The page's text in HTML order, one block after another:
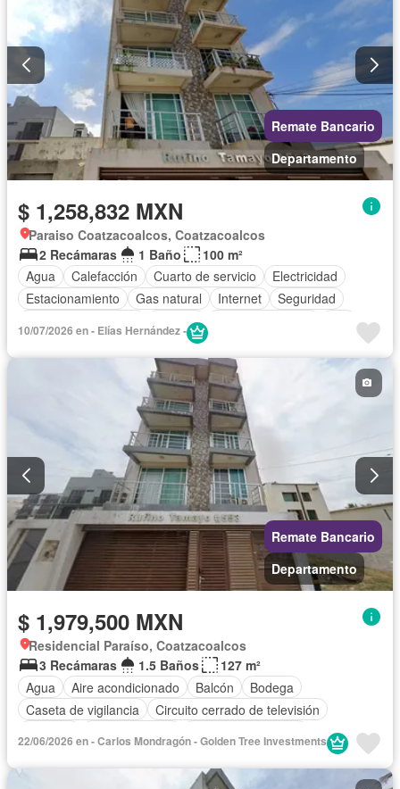
Remate Bancario
Departamento
$ 1,258,832 MXN
Paraiso Coatzacoalcos, Coatzacoalcos
2 Recámaras
1 Baño
100 m²
Agua
Calefacción Cuarto de servicio
Electricidad
Estacionamiento
Gas natural Internet
Seguridad
Terraza
Sin amueblar
10/07/2026 en - Elías Hernández -
Remate Bancario
Departamento
$ 1,979,500 MXN
Residencial Paraíso, Coatzacoalcos
3 Recámaras
1.5 Baños
127 m²
Agua
Aire acondicionado Balcón
Bodega
Caseta de vigilancia
Circuito cerrado de televisión
Internet
Seguridad
22/06/2026 en - Carlos Mondragón - Golden Tree Investments